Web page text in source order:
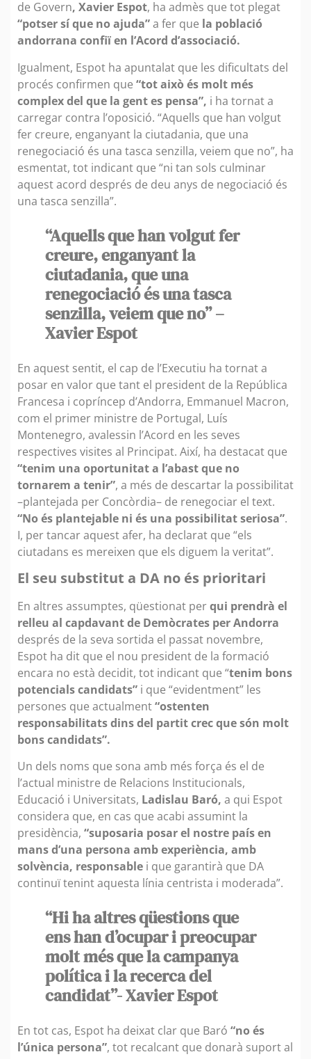
de Govern, Xavier Espot, ha admès que tot plegat
“potser sí que no ajuda”a fer que la població
andorrana confiï en l’Acord d’associació.
Igualment, Espot ha apuntalat que les dificultats del
procés confirmen que “tot això és molt més
complex del que la gent es pensa”, i ha tornat a
carregar contra l’oposició. “Aquells que han volgut
fer creure, enganyant la ciutadania, que una
renegociació és una tasca senzilla, veiem que no”, ha
esmentat, tot indicant que “ni tan sols culminar
aquest acord després de deu anys de negociació és
una tasca senzilla”.
“Aquells que han volgut fer
creure, enganyant la
ciutadania, que una
renegociació és una tasca
senzilla, veiem que no” –
Xavier Espot
En aquest sentit, el cap de l’Executiu ha tornat a
posar en valor que tant el president de la República
Francesa i copríncep d’Andorra, Emmanuel Macron,
com el primer ministre de Portugal, Luís
Montenegro, avalessin l’Acord en les seves
respectives visites al Principat. Així, ha destacat que
“tenim una oportunitat a l’abast que no
tornarem a tenir”, a més de descartar la possibilitat
–plantejada per Concòrdia– de renegociar el text.
“No és plantejable ni és una possibilitat seriosa”.
I, per tancar aquest afer, ha declarat que “els
ciutadans es mereixen que els diguem la veritat”.
El seu substitut a DA no és prioritari
En altres assumptes, qüestionat perqui prendrà el
relleu al capdavant de Demòcrates per Andorra
després de la seva sortida el passat novembre,
Espot ha dit que el nou president de la formació
encara no està decidit, tot indicant que “tenim bons
potencials candidats” i que “evidentment” les
persones que actualment“ostenten
responsabilitats dins del partit crec que són molt
bons candidats”.
Un dels noms que sona amb més força és el de
l’actual ministre de Relacions Institucionals,
Educació i Universitats, Ladislau Baró, a qui Espot
considera que, en cas que acabi assumint la
presidència, “suposaria posar el nostre país en
mans d’una persona amb experiència, amb
solvència, responsable i que garantirà que DA
continuï tenint aquesta línia centrista i moderada”.
“Hi ha altres qüestions que
ens han d’ocupar i preocupar
molt més que la campanya
política i la recerca del
candidat”- Xavier Espot
En tot cas, Espot ha deixat clar que Baró “no és
l’única persona”, tot recalcant que donarà suport al